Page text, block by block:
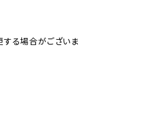
する場合がございま